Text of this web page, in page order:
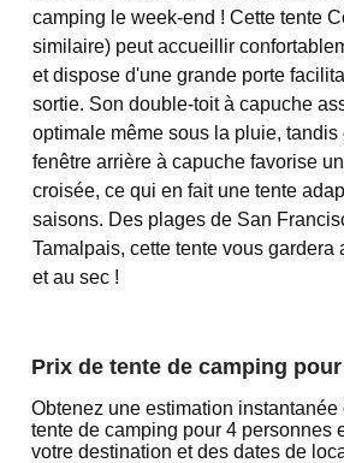
camping le week-end ! Cette tente
similaire) peut accueillir
et dispose d'une grande porte
sortie. Son double-toit à capuche
optimale même sous la pluie, tandis
fenêtre arrière à capuche favorise
croisée, ce qui en fait une tente
saisons. Des plages de San
Tamalpais, cette tente vous gardera
et au sec !
Prix de tente de camping
Obtenez une estimation instantanée
tente de camping pour 4 personnes
votre destination et des dates de